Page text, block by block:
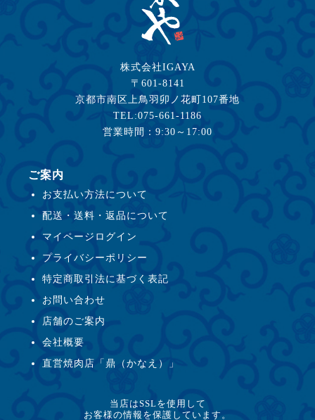
株式会社IGAYA
〒601-8141
京都市南区上鳥羽卯ノ花町107番地
TEL:075-661-1186
営業時間：9:30～17:00
ご案内
お支払い方法について
配送・送料・返品について
マイページログイン
プライバシーポリシー
特定商取引法に基づく表記
お問い合わせ
店舗のご案内
会社概要
直営焼肉店「鼎（かなえ）」
当店はSSLを使用して
お客様の情報を保護しています。